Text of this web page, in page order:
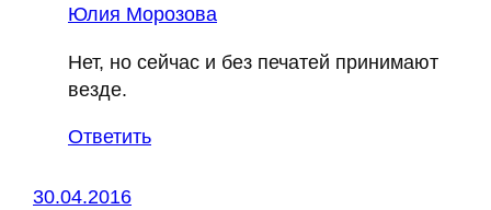
Юлия Морозова
Нет, но сейчас и без печатей принимают
везде.
Ответить
30.04.2016